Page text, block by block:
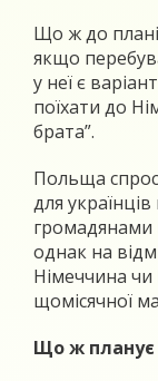
Що ж до
якщо
у неї є
поїхати до
брата”.
Польща
для
громадянами
однак на
Німеччина
щомісячної
Що ж планує